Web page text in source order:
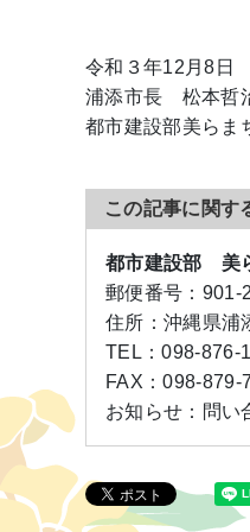
令和３年12月8日
浦添市長 松本哲
都市建設部美らま
この記事に関す
都市建設部 美
郵便番号： 901-
住所： 沖縄県浦
TEL：098-876-
FAX：098-879-
お知らせ： 問い